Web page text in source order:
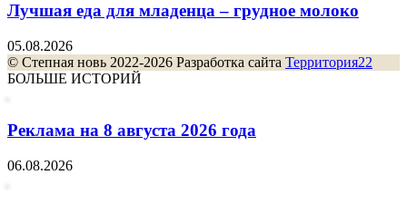
Лучшая еда для младенца – грудное молоко
05.08.2026
© Степная новь 2022-2026 Разработка сайта Территория22
БОЛЬШЕ ИСТОРИЙ
Реклама на 8 августа 2026 года
06.08.2026